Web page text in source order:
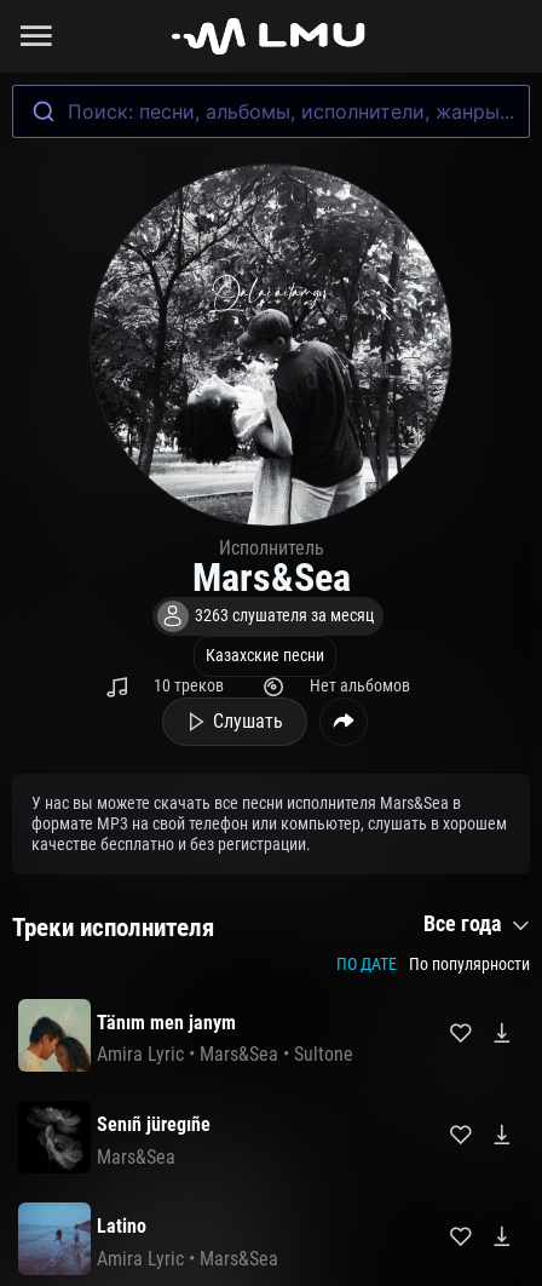
Поиск: песни, альбомы, исполнители, жанры...
Исполнитель
Mars&Sea
3263 слушателя за месяц
Казахские песни
10 треков
Нет альбомов
Слушать
У нас вы можете скачать все песни исполнителя Mars&Sea в
формате MP3 на свой телефон или компьютер, слушать в хорошем
качестве бесплатно и без регистрации.
Треки исполнителя Все года
ПО ДАТЕ По популярности
Tänım men janym
Amira Lyric • Mars&Sea • Sultone
Senıñ jüregıñe
Mars&Sea
Latino
Amira Lyric • Mars&Sea